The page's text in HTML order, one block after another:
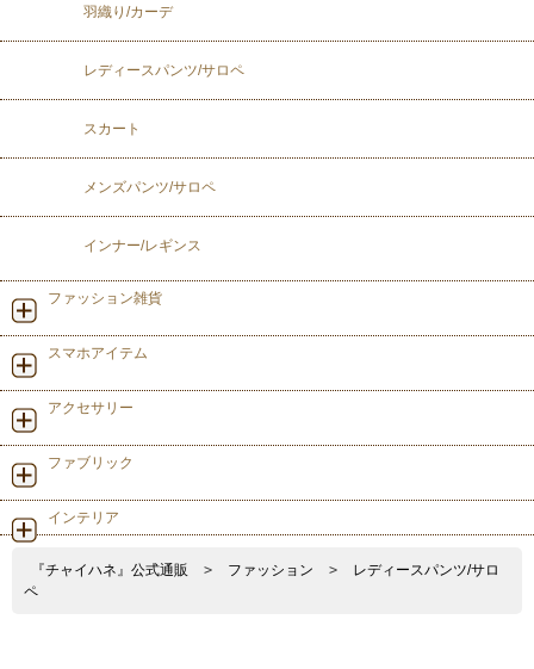
羽織り/カーデ
レディースパンツ/サロペ
スカート
メンズパンツ/サロペ
インナー/レギンス
ファッション雑貨
スマホアイテム
アクセサリー
ファブリック
インテリア
『チャイハネ』公式通販 > ファッション >
レディースパンツ/サロ
ペ